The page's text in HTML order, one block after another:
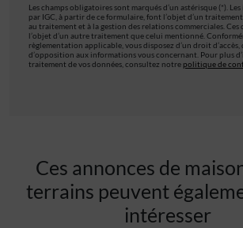
Les champs obligatoires sont marqués d’un astérisque (*).
par IGC, à partir de ce formulaire, font l’objet d’un
au traitement et à la gestion des relations commerciales. Ces
l’objet d’un autre traitement que celui mentionné.
règlementation applicable, vous disposez d’un droit
d’opposition aux informations vous concernant. Pour plus
traitement de vos données, consultez notre politique de
Ces annonces de
terrains peuvent
intéresser